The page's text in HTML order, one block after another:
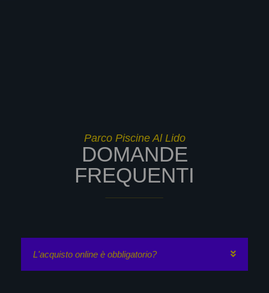
Parco Piscine Al Lido
DOMANDE
FREQUENTI
L'acquisto online è obbligatorio?